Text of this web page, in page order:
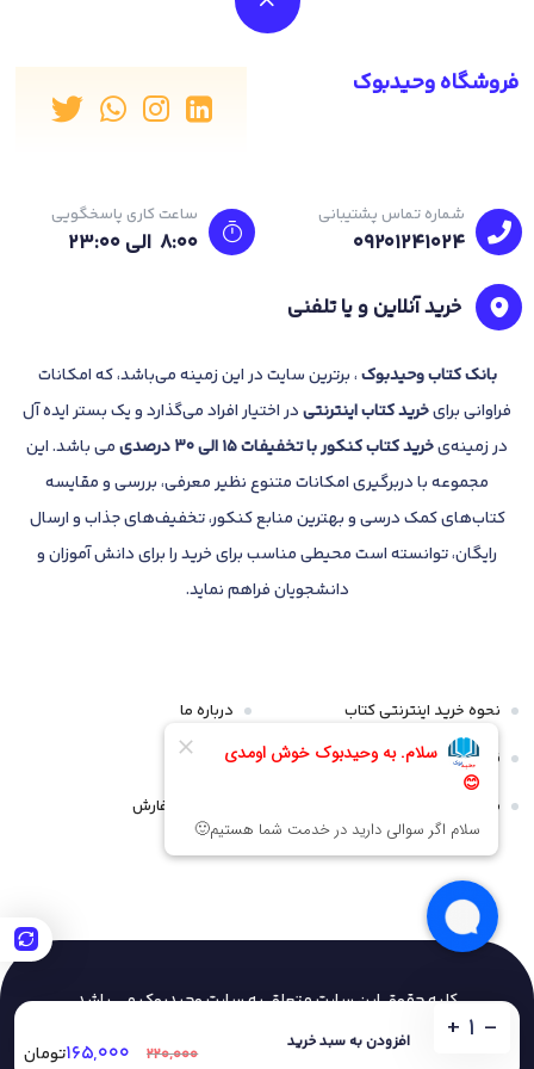
-
+ افزودن به سبد خرید
۲۲۰,۰۰۰ ۱۶۵,۰۰۰تومان
فروشگاه وحیدبوک
شماره تماس پشتیبانی
09201241024
ساعت کاری پاسخگویی
8:00 الی 23:۰۰
خرید آنلاین و یا تلفنی
بانککتاب وحیدبوک، برترین سایت در این زمینه می‌باشد، که امکانات
فراوانی برایخرید کتاباینترنتیدر اختیار افراد می‌گذارد و یک بستر ایده آل
در زمینه‌یخرید کتاب کنکور با تخفیفات 15 الی 30 درصدی
می باشد. این
مجموعه با دربرگیری امکانات متنوع نظیر معرفی، بررسی و مقایسه
کتاب‌های کمک درسی و بهترین منابع کنکور، تخفیف‌های جذاب و ارسال
رایگان، توانسته است محیطی مناسب برای خرید را برای دانش آموزان و
دانشجویان فراهم نماید.
نحوه خرید اینترنتی کتاب
قوانین و مقررات
سیاست مرجوعی و عودت
درباره ما
تماس با ما
پیگیری سفارش
کلیه حقوق این سایت متعلق به سایت وحیدبوکمی باشد